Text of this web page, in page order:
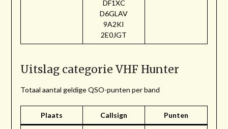
DF1XC
D6GLAV
9A2KI
2E0JGT
Uitslag categorie VHF Hunter
Totaal aantal geldige QSO-punten per band
Plaats Callsign Punten